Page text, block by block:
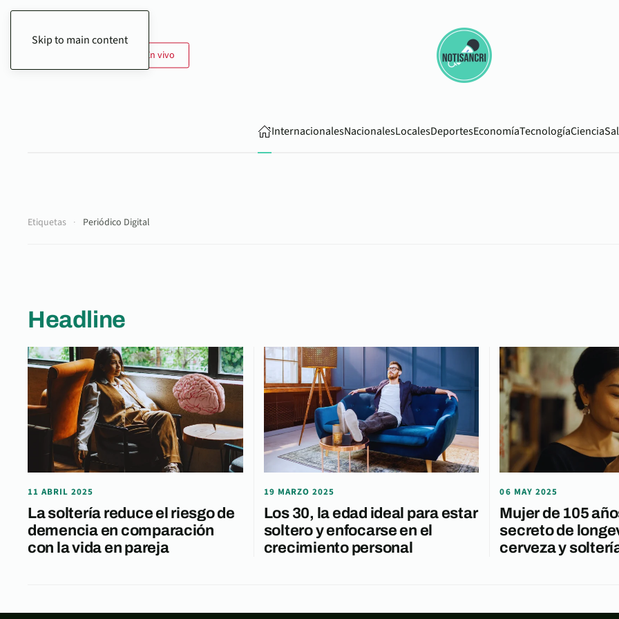
Skip to main content
En vivo
InternacionalesNacionalesLocalesDeportesEconomíaTecnologíaCiencia
Etiquetas Periódico Digital
Headline
11 ABRIL 2025
La soltería reduce el riesgo de
demencia en comparación
con la vida en pareja
19 MARZO 2025
Los 30, la edad ideal para estar
soltero y enfocarse en el
crecimiento personal
06 MAY 2025
Mujer de 105
secreto de
cerveza y